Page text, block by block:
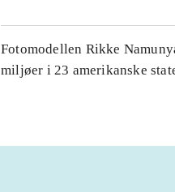
Fotomodellen Rikke
miljøer i 23 amerikanske